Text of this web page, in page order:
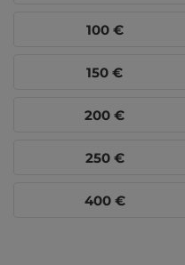
100 €
150 €
200 €
250 €
400 €